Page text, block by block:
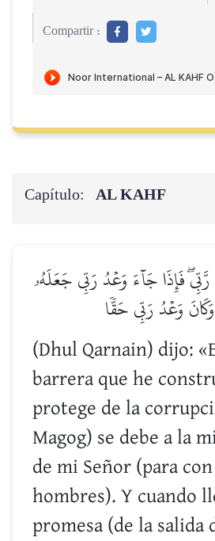
Compartir :
Capítulo: AL KAHF
فَإِذَا جَآءَ وَعۡدُ رَبِّي جَعَلَهُۥ
وَعۡدُ رَبِّي حَقّٗا
(Dhul Qarnain) dijo:
barrera que he
protege de la
Magog) se debe a la
de mi Señor (para
hombres). Y cuando
promesa (de la salida